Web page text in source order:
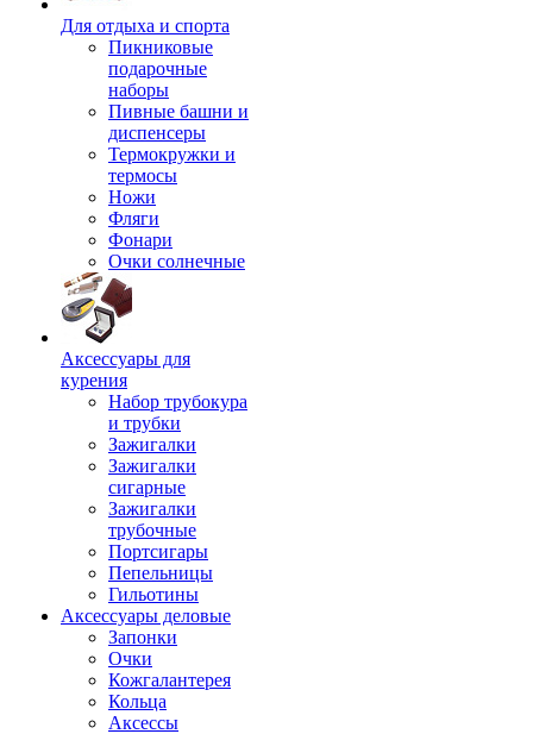
Для отдыха и спорта
Пикниковые
подарочные
наборы
Пивные башни и
диспенсеры
Термокружки и
термосы
Ножи
Фляги
Фонари
Очки солнечные
Аксессуары для
курения
Набор трубокура
и трубки
Зажигалки
Зажигалки
сигарные
Зажигалки
трубочные
Портсигары
Пепельницы
Гильотины
Аксессуары деловые
Запонки
Очки
Кожгалантерея
Кольца
Аксессы